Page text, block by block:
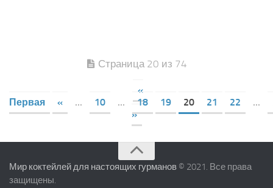
Страница 20 из 74
«
Первая
« ... 10 ... 18 19 20 21 22 ...
»
Мир коктейлей для настоящих гурманов © 2021. Все права
защищены.